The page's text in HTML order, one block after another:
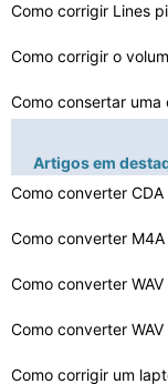
Como corrigir Lines
Como corrigir o
Como reparar um
Artigos em
Como converter CDA
Como converter
Como converter WAV
Como converter
Como corrigir um